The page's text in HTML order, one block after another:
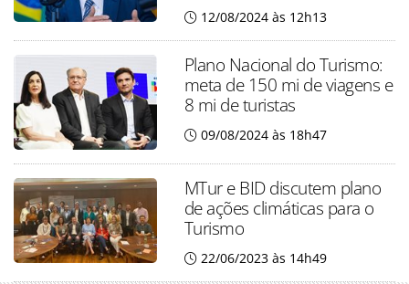
12/08/2024 às 12h13
Plano Nacional do Turismo:
meta de 150 mi de viagens e
8 mi de turistas
09/08/2024 às 18h47
MTur e BID discutem plano
de ações climáticas para o
Turismo
22/06/2023 às 14h49